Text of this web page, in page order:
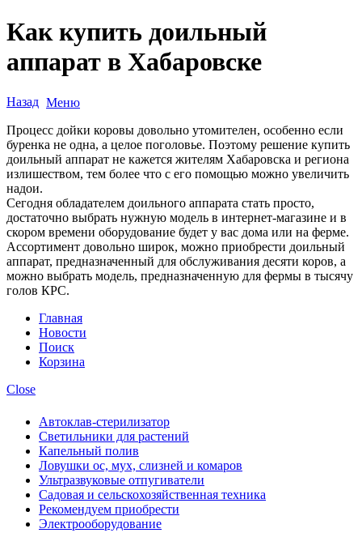
Как купить доильный
аппарат в Хабаровске
Назад Меню
Процесс дойки коровы довольно утомителен, особенно если
буренка не одна, а целое поголовье. Поэтому решение купить
доильный аппарат не кажется жителям Хабаровска и региона
излишеством, тем более что с его помощью можно увеличить
надои.
Сегодня обладателем доильного аппарата стать просто,
достаточно выбрать нужную модель в интернет-магазине и в
скором времени оборудование будет у вас дома или на ферме.
Ассортимент довольно широк, можно приобрести доильный
аппарат, предназначенный для обслуживания десяти коров, а
можно выбрать модель, предназначенную для фермы в тысячу
голов КРС.
Главная
Новости
Поиск
Корзина
Close
Автоклав-стерилизатор
Светильники для растений
Капельный полив
Ловушки ос, мух, слизней и комаров
Ультразвуковые отпугиватели
Садовая и сельскохозяйственная техника
Рекомендуем приобрести
Электрооборудование